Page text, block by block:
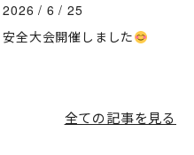
2026 / 6 / 25
安全大会開催しました
全ての記事を見る